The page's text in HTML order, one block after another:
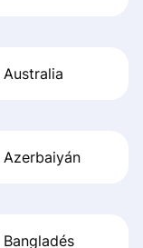
Australia
Azerbaiyán
Bangladés